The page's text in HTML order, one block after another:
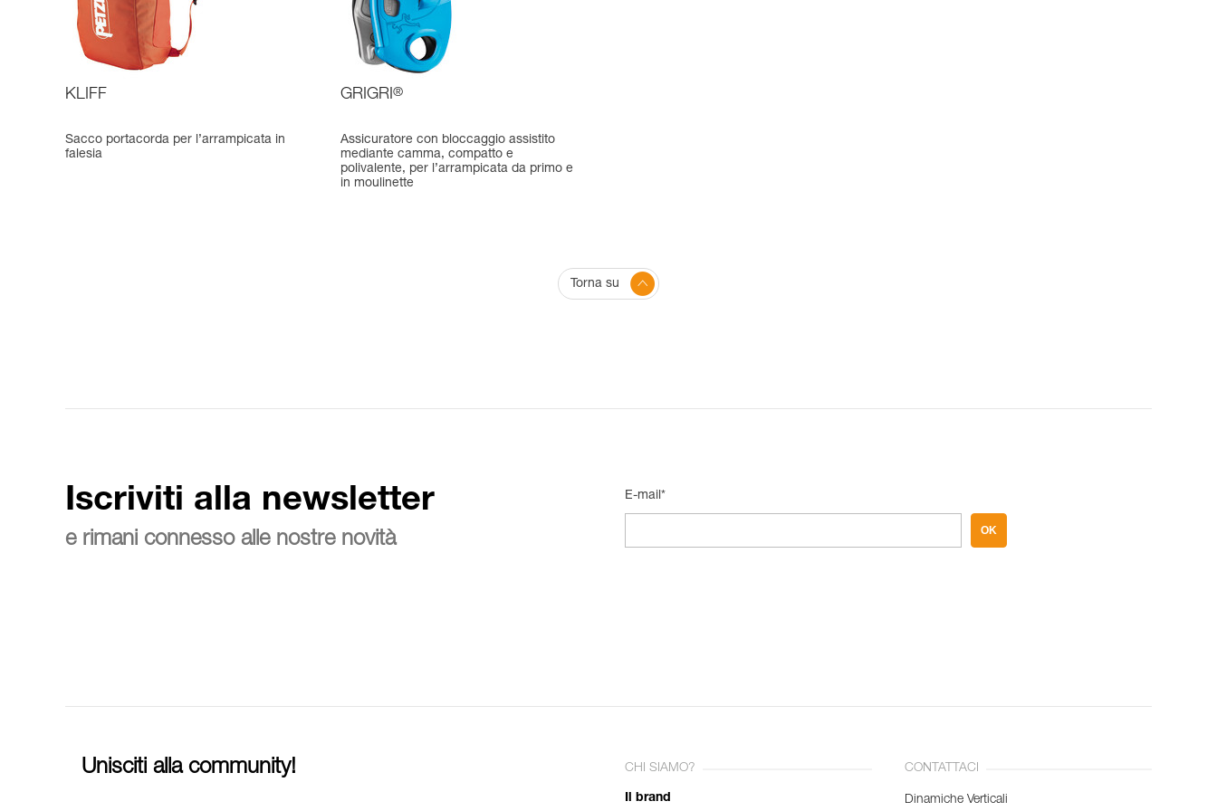
KLIFF
Sacco portacorda per l’arrampicata in
falesia
GRIGRI®
Assicuratore con bloccaggio assistito
mediante camma, compatto e
polivalente, per l’arrampicata da primo e
in moulinette
Torna su
Iscriviti alla newsletter
e rimani connesso alle nostre novità
E-mail*
OK
Unisciti alla community! CHI SIAMO?
Il brand
CONTATTACI
Dinamiche Verticali